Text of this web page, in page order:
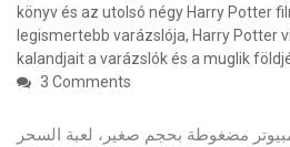
könyv és az utolsó négy Harry Potter
legismertebb varázslója, Harry Potter
kalandjait a varázslók és a muglik
3 Comments
لعبة هاري بوتر 2 للكمبيوتر مضغوطة بحجم صغير، لعبة السحر